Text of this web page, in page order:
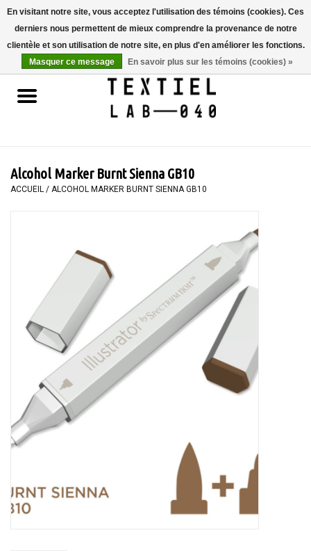
Accueil
LIVRES
PEINTURE
WORKSHOPS
SPECIALS
OUTILS
Alcohol Marker Burnt Sienna GB10
ACCUEIL / ALCOHOL MARKER BURNT SIENNA GB10
En visitant notre site, vous acceptez l'utilisation des témoins (cookies). Ces
derniers nous permettent de mieux comprendre la provenance de notre
clientèle et son utilisation de notre site, en plus d'en améliorer les fonctions.
Masquer ce message
En savoir plus sur les témoins (cookies) »